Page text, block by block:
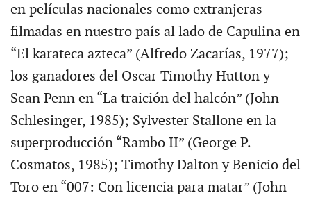
en películas nacionales como extranjeras
filmadas en nuestro país al lado de Capulina en
“El karateca azteca” (Alfredo Zacarías, 1977);
los ganadores del Oscar Timothy Hutton y
Sean Penn en “La traición del halcón” (John
Schlesinger, 1985); Sylvester Stallone en la
superproducción “Rambo II” (George P.
Cosmatos, 1985); Timothy Dalton y Benicio del
Toro en “007: Con licencia para matar” (John